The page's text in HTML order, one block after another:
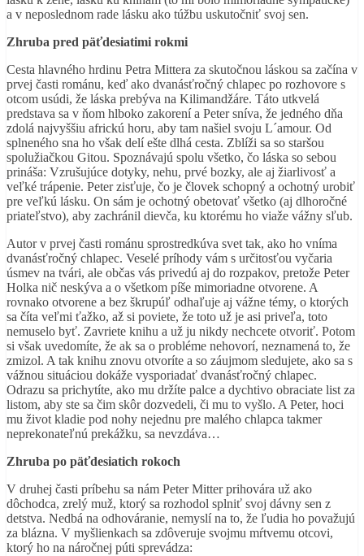
a v neposlednom rade lásku ako túžbu uskutočniť svoj sen.
Zhruba pred päťdesiatimi rokmi
Cesta hlavného hrdinu Petra Mittera za skutočnou láskou sa začína v
prvej časti románu, keď ako dvanásťročný chlapec po rozhovore s
otcom usúdi, že láska prebýva na Kilimandžáre. Táto utkvelá
predstava sa v ňom hlboko zakorení a Peter sníva, že jedného dňa
zdolá najvyššiu africkú horu, aby tam našiel svoju L´amour. Od
splneného sna ho však delí ešte dlhá cesta. Zblíži sa so staršou
spolužiačkou Gitou. Spoznávajú spolu všetko, čo láska so sebou
prináša: Vzrušujúce dotyky, nehu, prvé bozky, ale aj žiarlivosť a
veľké trápenie. Peter zisťuje, čo je človek schopný a ochotný urobiť
pre veľkú lásku. On sám je ochotný obetovať všetko (aj dlhoročné
priateľstvo), aby zachránil dievča, ku ktorému ho viaže vážny sľub.
Autor v prvej časti románu sprostredkúva svet tak, ako ho vníma
dvanásťročný chlapec. Veselé príhody vám s určitosťou vyčaria
úsmev na tvári, ale občas vás privedú aj do rozpakov, pretože Peter
Holka nič neskýva a o všetkom píše mimoriadne otvorene. A
rovnako otvorene a bez škrupúľ odhaľuje aj vážne témy, o ktorých
sa číta veľmi ťažko, až si poviete, že toto už je asi priveľa, toto
nemuselo byť. Zavriete knihu a už ju nikdy nechcete otvoriť. Potom
si však uvedomíte, že ak sa o probléme nehovorí, neznamená to, že
zmizol. A tak knihu znovu otvoríte a so záujmom sledujete, ako sa s
vážnou situáciou dokáže vysporiadať dvanásťročný chlapec.
Odrazu sa prichytíte, ako mu držíte palce a dychtivo obraciate list za
listom, aby ste sa čim skôr dozvedeli, či mu to vyšlo. A Peter, hoci
mu život kladie pod nohy nejednu pre malého chlapca takmer
neprekonateľnú prekážku, sa nevzdáva…
Zhruba po päťdesiatich rokoch
V druhej časti príbehu sa nám Peter Mitter prihovára už ako
dôchodca, zrelý muž, ktorý sa rozhodol splniť svoj dávny sen z
detstva. Nedbá na odhováranie, nemyslí na to, že ľudia ho považujú
za blázna. V myšlienkach sa zdôveruje svojmu mŕtvemu otcovi,
ktorý ho na náročnej púti sprevádza: